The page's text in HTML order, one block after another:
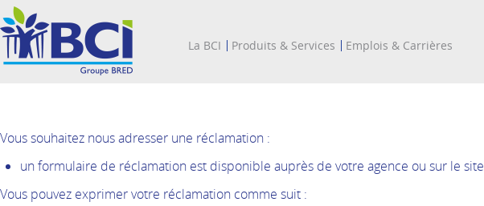
La BCI Produits & Services Emplois & Carrières
Vous souhaitez nous adresser une réclamation :
un formulaire de réclamation est disponible auprès de votre agence ou sur le site
Vous pouvez exprimer votre réclamation comme suit :